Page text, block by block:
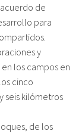
de
para
y
los campos en
cinco
seis kilómetros
de los